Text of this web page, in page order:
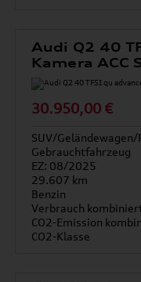
Audi Q2 40
Kamera ACC
30.950,00 €
SUV/Geländewagen/
Gebrauchtfahrzeug
EZ: 08/2025
29.607 km
Benzin
Verbrauch
CO2-Emission
CO2-Klasse